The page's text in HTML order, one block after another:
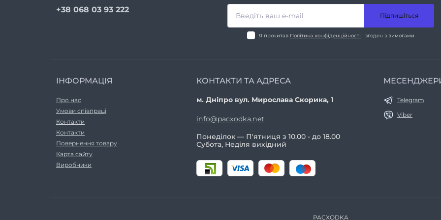
+38 068 03 93 222
Підпишіться
Я прочитав Політика конфіденційності і згоден з вимогами
ІНФОРМАЦІЯ
Про нас
Умови співпраці
Контакти
Контакти
Повернення товару
Карта сайту
Виробники
КОНТАКТИ ТА АДРЕСА
м. Дніпро вул. Мирослава Скорика, 1
info@pacxodka.net
Понеділок — П'ятниця з 10.00 - до 18.00
Субота, Неділя вихідний
Telegram
Viber
PACXODKA